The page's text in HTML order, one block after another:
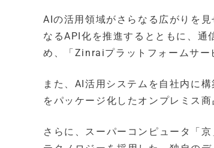
AIの活用領域がさらなる広がりを
なるAPI化を推進するとともに、通
め、「Zinraiプラットフォームサー
また、AI活用システムを自社内に
をパッケージ化したオンプレミス商
さらに、スーパーコンピュータ「